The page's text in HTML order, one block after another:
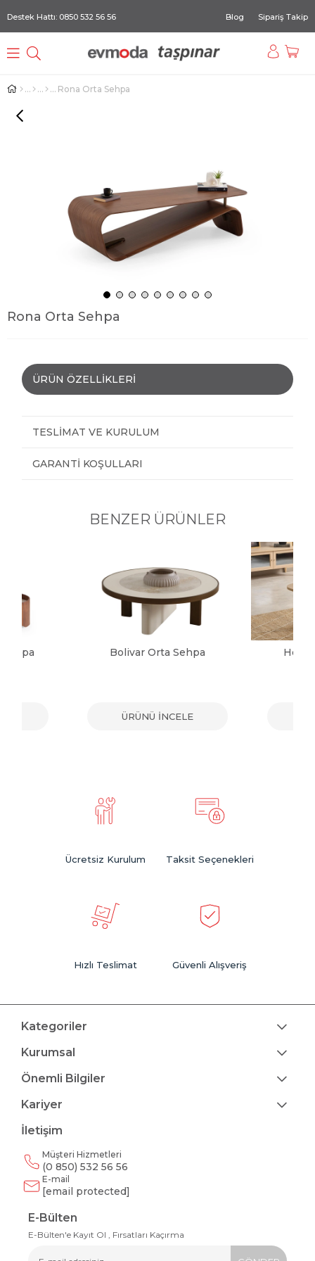
Destek Hattı: 0850 532 56 56 Blog Sipariş Takip
Rona Orta Sehpa
Rona Orta Sehpa
ÜRÜN ÖZELLIKLERI
TESLIMAT VE KURULUM
GARANTI KOŞULLARI
BENZER ÜRÜNLER
Bolivar Orta Sehpa
ÜRÜNÜ İNCELE
Ücretsiz Kurulum Taksit Seçenekleri
Hızlı Teslimat Güvenli Alışveriş
Kategoriler
Kurumsal
Önemli Bilgiler
Kariyer
İletişim
Müşteri Hizmetleri
(0 850) 532 56 56
E-mail
[email protected]
E-Bülten
E-Bülten'e Kayıt Ol , Fırsatları Kaçırma